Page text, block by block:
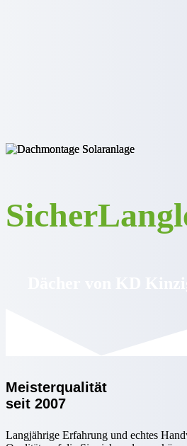
Sicher
Dächer von KD
Meisterqualität
seit 2007
Langjährige Erfahrung und echtes